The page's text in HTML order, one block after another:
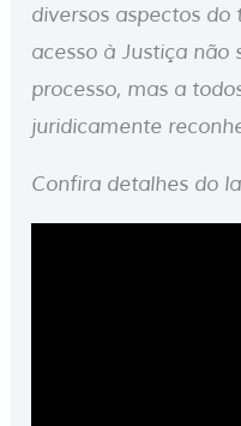
diversos aspectos
acesso à Justiça não
processo, mas a
juridicamente
Confira detalhes do